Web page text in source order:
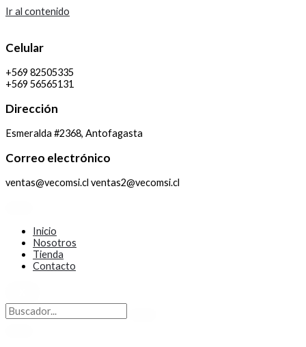
Ir al contenido
Celular
+569 82505335
+569 56565131
Dirección
Esmeralda #2368, Antofagasta
Correo electrónico
ventas@vecomsi.cl ventas2@vecomsi.cl
Inicio
Nosotros
Tienda
Contacto